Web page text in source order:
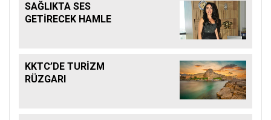
SAĞLIKTA SES
GETİRECEK HAMLE
KKTC’DE TURİZM
RÜZGARI